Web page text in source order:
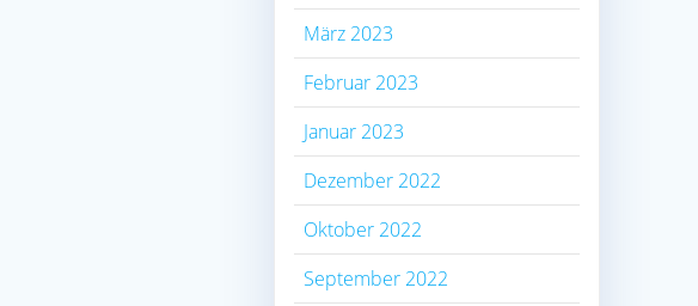
März 2023
Februar 2023
Januar 2023
Dezember 2022
Oktober 2022
September 2022